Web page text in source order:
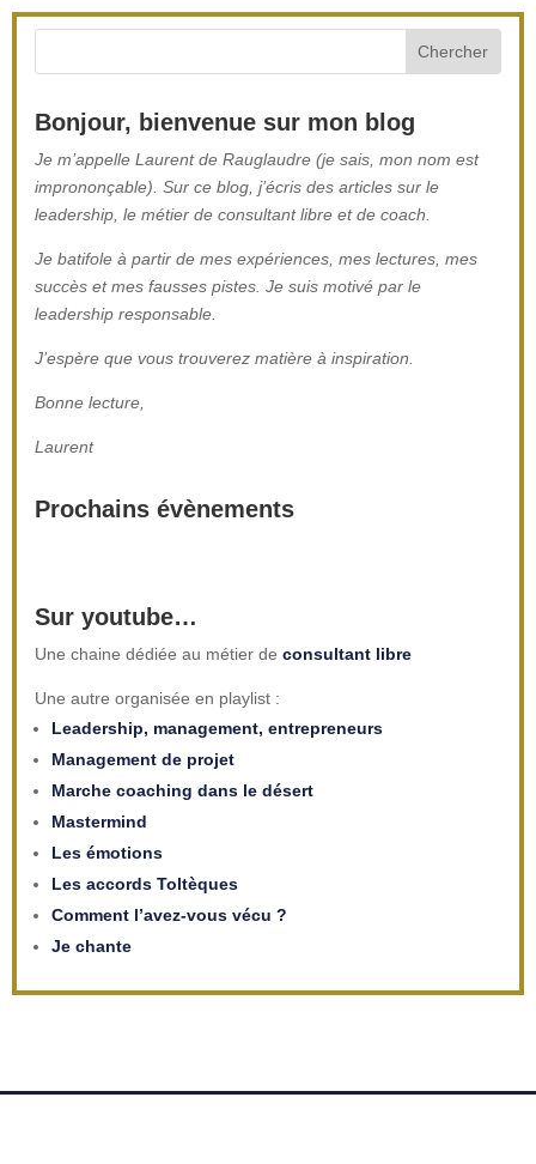
Bonjour, bienvenue sur mon blog
Je m’appelle Laurent de Rauglaudre (je sais, mon nom est
imprononçable). Sur ce blog, j’écris des articles sur le
leadership, le métier de consultant libre et de coach.
Je batifole à partir de mes expériences, mes lectures, mes
succès et mes fausses pistes. Je suis motivé par le
leadership responsable.
J’espère que vous trouverez matière à inspiration.
Bonne lecture,
Laurent
Prochains évènements
Sur youtube…
Une chaine dédiée au métier de consultant libre
Une autre organisée en playlist :
Leadership, management, entrepreneurs
Management de projet
Marche coaching dans le désert
Mastermind
Les émotions
Les accords Toltèques
Comment l’avez-vous vécu ?
Je chante